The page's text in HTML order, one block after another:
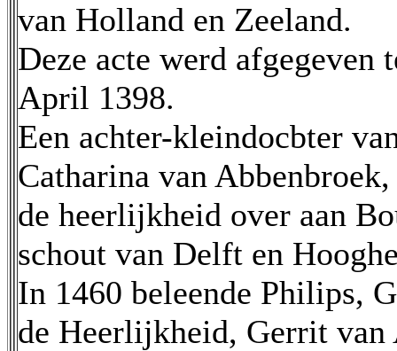
van Holland en Zeeland.
Deze acte werd afgegeven
April 1398.
Een achter-kleindocbter
Catharina van
de heerlijkheid over aan
schout van Delft en
In 1460 beleende Philips,
de Heerlijkheid, Gerrit